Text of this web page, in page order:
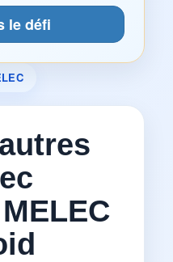
le défi